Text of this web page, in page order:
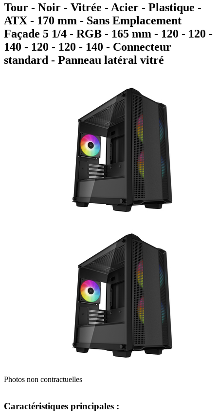
Tour - Noir - Vitrée - Acier - Plastique -
ATX - 170 mm - Sans Emplacement
Façade 5 1/4 - RGB - 165 mm - 120 - 120 -
140 - 120 - 120 - 140 - Connecteur
standard - Panneau latéral vitré
Photos non contractuelles
Caractéristiques principales :